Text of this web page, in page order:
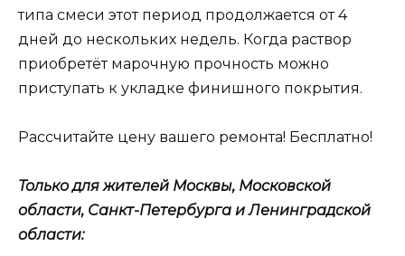
типа смеси этот период продолжается от 4
дней до нескольких недель. Когда раствор
приобретёт марочную прочность можно
приступать к укладке финишного покрытия.
Рассчитайте цену вашего ремонта! Бесплатно!
Только для жителей Москвы, Московской
области, Санкт-Петербурга и Ленинградской
области: